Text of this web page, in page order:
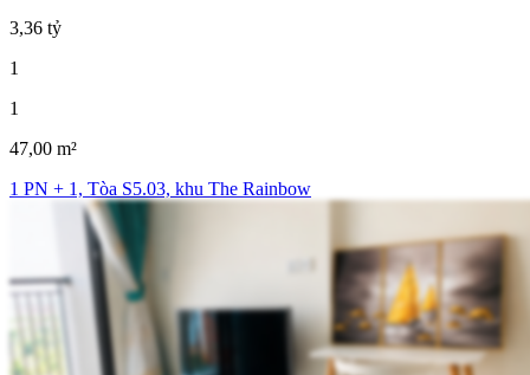
3,36 tỷ
1
1
47,00 m²
1 PN + 1, Tòa S5.03, khu The Rainbow